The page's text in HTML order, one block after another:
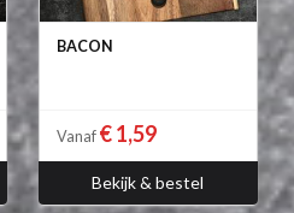
BACON
Vanaf € 1,59
Bekijk & bestel